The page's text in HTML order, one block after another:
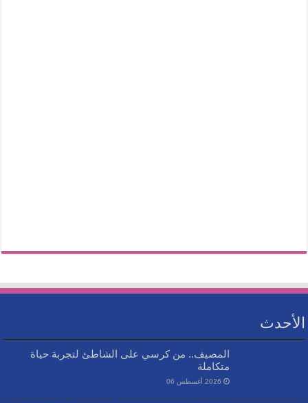
الأحدث
المصيف.. من كرسي على الشاطئ لتجربة حياة
متكاملة
2026 أغسطس 06